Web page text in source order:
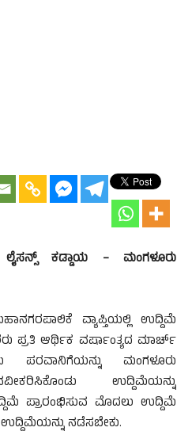
ಕಡ್ಡಾಯ – ಮಂಗಳೂರು
ವ್ಯಾಪ್ತಿಯಲ್ಲಿ ಉದ್ದಿಮೆ
ಪ್ರತಿ ಆರ್ಥಿಕ ವರ್ಷಾಂತ್ಯದ ಮಾರ್ಚ್
ಮಂಗಳೂರು
ಉದ್ದಿಮೆಯನ್ನು
ಪ್ರಾರಂಭಿಸುವ ಮೊದಲು ಉದ್ದಿಮೆ
ನಡೆಸಬೇಕು.